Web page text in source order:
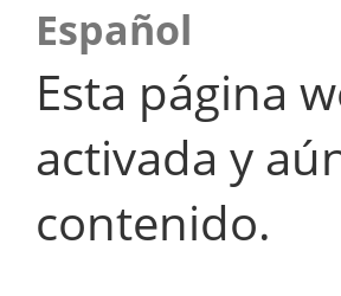
Español
Esta página
activada y
contenido.